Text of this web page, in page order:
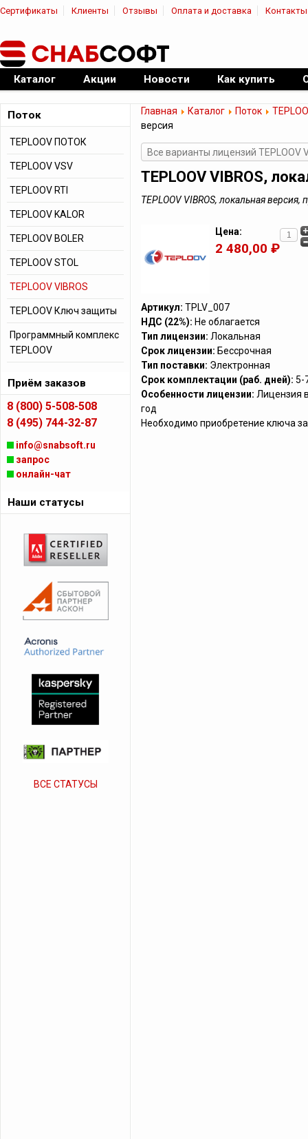
Сертификаты Клиенты Отзывы Оплата и доставка Контакты
Официальный дилер ПО
Каталог Акции Новости Как купить
Главная Каталог Поток
версия
Все варианты лицензий TEPLOOV
TEPLOOV VIBROS,
TEPLOOV VIBROS, локальная
Цена:
2 480,00 ₽
Артикул: TPLV_007
НДС (22%): Не облагается
Тип лицензии: Локальная
Срок лицензии: Бессрочная
Тип поставки: Электронная
Срок комплектации (раб. дней): 5-
Особенности лицензии: Лицензия
год
Необходимо приобретение ключа
Поток
TEPLOOV ПОТОК
TEPLOOV VSV
TEPLOOV RTI
TEPLOOV KALOR
TEPLOOV BOLER
TEPLOOV STOL
TEPLOOV VIBROS
TEPLOOV Ключ защиты
Программный комплекс
TEPLOOV
Приём заказов
8 (800) 5-508-508
8 (495) 744-32-87
info@snabsoft.ru
запрос
онлайн-чат
Наши статусы
ВСЕ СТАТУСЫ